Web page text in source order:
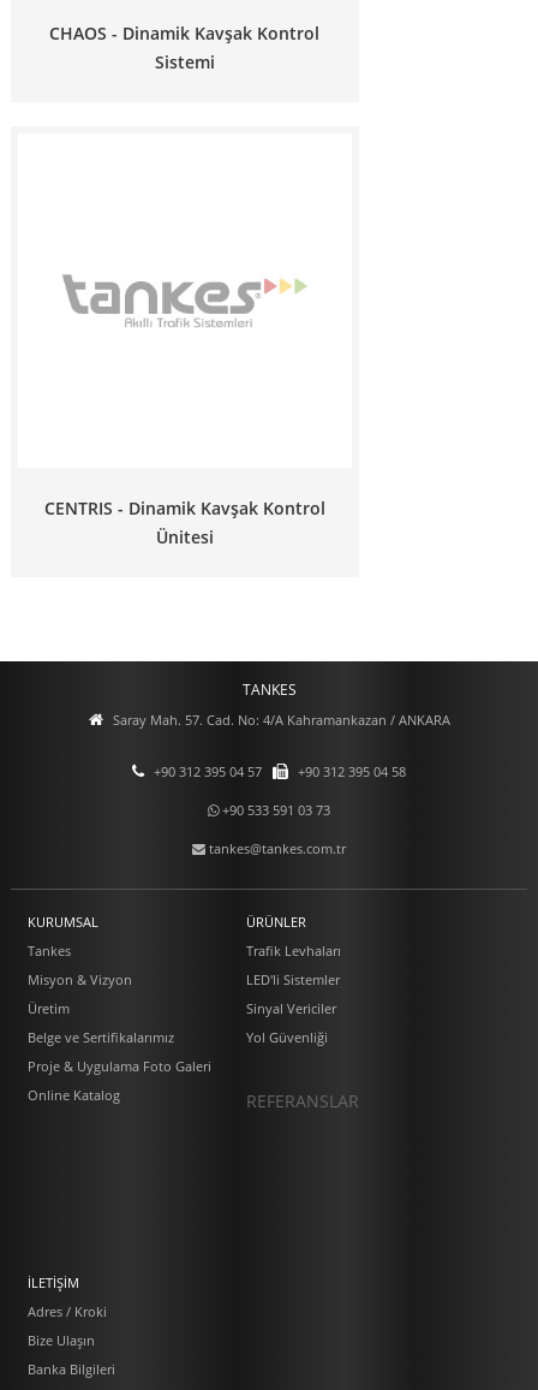
CHAOS - Dinamik Kavşak Kontrol
Sistemi
CENTRIS - Dinamik Kavşak Kontrol
Ünitesi
TANKES
Saray Mah. 57. Cad. No: 4/A Kahramankazan / ANKARA
+90 312 395 04 57 +90 312 395 04 58
+90 533 591 03 73
tankes@tankes.com.tr
KURUMSAL
Tankes
Misyon & Vizyon
Üretim
Belge ve Sertifikalarımız
Proje & Uygulama Foto Galeri
Online Katalog
ÜRÜNLER
Trafik Levhaları
LED'li Sistemler
Sinyal Vericiler
Yol Güvenliği
REFERANSLAR
İLETİŞİM
Adres / Kroki
Bize Ulaşın
Banka Bilgileri